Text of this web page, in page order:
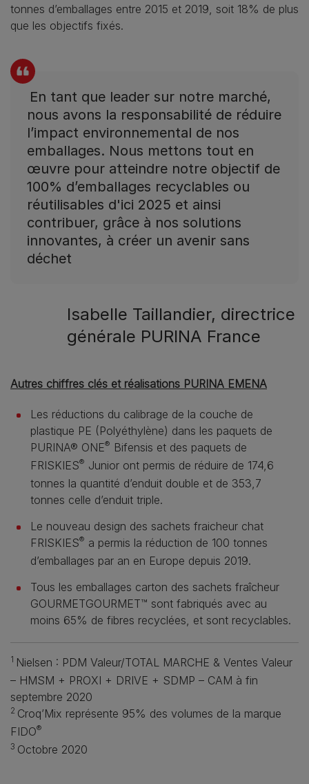
tonnes d’emballages entre 2015 et 2019, soit 18% de plus
que les objectifs fixés.
En tant que leader sur notre marché,
nous avons la responsabilité de réduire
l’impact environnemental de nos
emballages. Nous mettons tout en
œuvre pour atteindre notre objectif de
100% d’emballages recyclables ou
réutilisables d'ici 2025 et ainsi
contribuer, grâce à nos solutions
innovantes, à créer un avenir sans
déchet
Isabelle Taillandier, directrice
générale PURINA France
Autres chiffres clés et réalisations PURINA EMENA
Les réductions du calibrage de la couche de
plastique PE (Polyéthylène) dans les paquets de
PURINA® ONE® Bifensis et des paquets de
FRISKIES® Junior ont permis de réduire de 174,6
tonnes la quantité d’enduit double et de 353,7
tonnes celle d’enduit triple.
Le nouveau design des sachets fraicheur chat
FRISKIES® a permis la réduction de 100 tonnes
d’emballages par an en Europe depuis 2019.
Tous les emballages carton des sachets fraîcheur
GOURMETGOURMET™ sont fabriqués avec au
moins 65% de fibres recyclées, et sont recyclables.
1 Nielsen : PDM Valeur/TOTAL MARCHE & Ventes Valeur
– HMSM + PROXI + DRIVE + SDMP – CAM à fin
septembre 2020
2 Croq’Mix représente 95% des volumes de la marque
FIDO®
3 Octobre 2020
Télécharger le communiqué de presse